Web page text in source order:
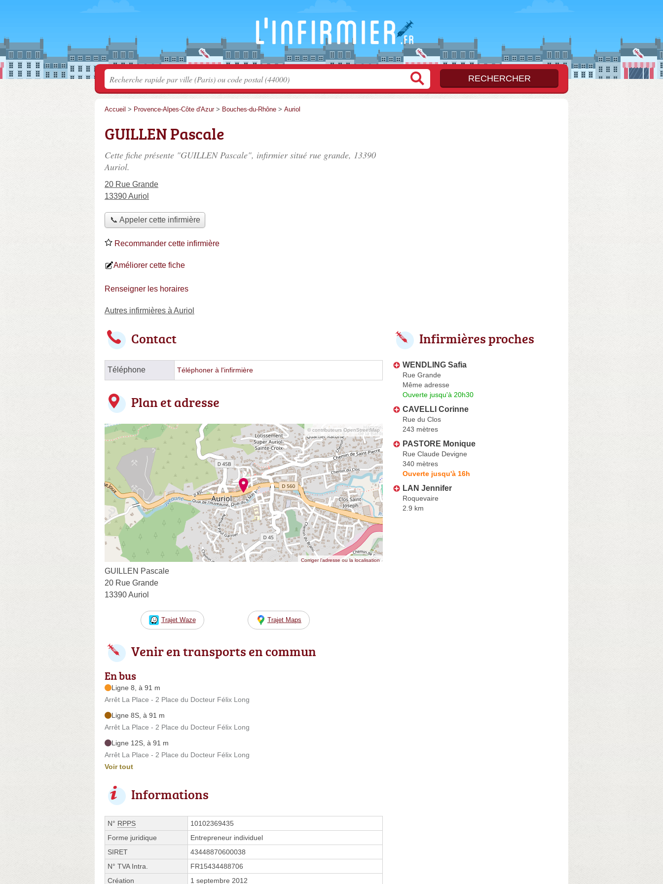
Accueil > Provence-Alpes-Côte d'Azur> Bouches-du-Rhône > Auriol
GUILLEN Pascale
Cette fiche présente "GUILLEN Pascale", infirmier situé rue grande, 13390
Auriol.
20 Rue Grande
13390 Auriol
📞 Appeler cette infirmière
Recommander cette infirmière
Améliorer cette fiche
Renseigner les horaires
Autres infirmières à Auriol
Contact
Téléphone Téléphoner à l'infirmière
Plan et adresse
© contributeurs OpenStreetMap
Corriger l’adresse ou la localisation
GUILLEN Pascale
20 Rue Grande
13390 Auriol
Trajet Waze Trajet Maps
Venir en transports en commun
En bus
Ligne 8, à 91 m
Arrêt La Place - 2 Place du Docteur Félix Long
Ligne 8S, à 91 m
Arrêt La Place - 2 Place du Docteur Félix Long
Ligne 12S, à 91 m
Arrêt La Place - 2 Place du Docteur Félix Long
Voir tout
Informations
N° RPPS
10102369435
Forme juridique
Entrepreneur individuel
SIRET
43448870600038
N° TVA Intra.
FR15434488706
Création
1 septembre 2012
Infirmières proches
WENDLING Safia
Rue Grande
Même adresse
Ouverte jusqu'à 20h30
CAVELLI Corinne
Rue du Clos
243 mètres
PASTORE Monique
Rue Claude Devigne
340 mètres
Ouverte jusqu'à 16h
LAN Jennifer
Roquevaire
2.9 km